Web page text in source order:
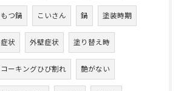
もつ鍋 こいさん 鍋 塗装時期
症状 外壁症状 塗り替え時
コーキングひび割れ 艶がない